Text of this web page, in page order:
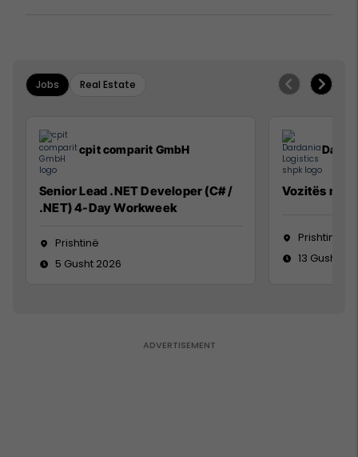
Jobs Real Estate
cpit comparit GmbH
Senior Lead .NET Developer (C# /
.NET) 4-Day Workweek
Prishtinë
5 Gusht 2026
Vozitës me
Prishtinë
13 Gusht